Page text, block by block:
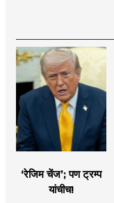
‘रेजिम चेंज’; पण ट्रम्प
यांचीच!